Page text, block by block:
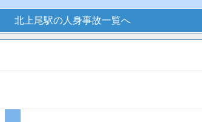
北上尾駅の人身事故一覧へ